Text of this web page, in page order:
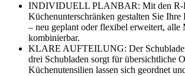
INDIVIDUELL PLANBAR: Mit den R-
Küchenunterschränken gestalten Sie
– neu geplant oder flexibel erweitert, alle
kombinierbar.
KLARE AUFTEILUNG: Der
drei Schubladen sorgt für übersichtliche
Küchenutensilien lassen sich geordnet